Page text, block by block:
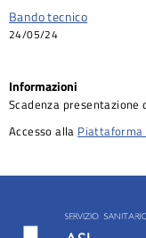
Bando tecnico
24/05/24
Informazioni
Scadenza presentazione
Accesso alla Piattaforma